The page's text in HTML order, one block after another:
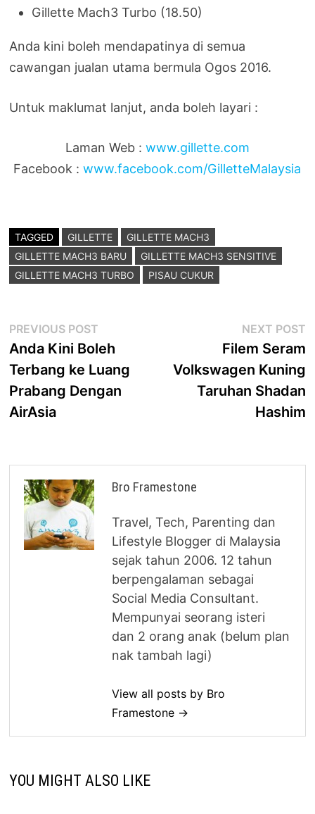
Gillette Mach3 Turbo (18.50)
Anda kini boleh mendapatinya di semua
cawangan jualan utama bermula Ogos 2016.
Untuk maklumat lanjut, anda boleh layari :
Laman Web : www.gillette.com
Facebook :www.facebook.com/GilletteMalaysia
TAGGED GILLETTE
GILLETTE MACH3
GILLETTE MACH3 BARU
GILLETTE MACH3 SENSITIVE
GILLETTE MACH3 TURBO
PISAU CUKUR
Post
navigation
PREVIOUS POST
post:
Anda Kini Boleh
Terbang ke Luang
Prabang Dengan
AirAsia
NEXT POST
Filem Seram
Volkswagen Kuning
Taruhan Shadan
Hashim
Bro Framestone
Travel, Tech, Parenting dan
Lifestyle Blogger di Malaysia
sejak tahun 2006. 12 tahun
berpengalaman sebagai
Social Media Consultant.
Mempunyai seorang isteri
dan 2 orang anak (belum plan
nak tambah lagi)
View all posts by Bro
Framestone →
YOU MIGHT ALSO LIKE